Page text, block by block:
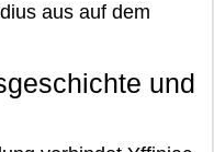
aus auf dem
und